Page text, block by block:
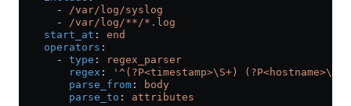
      -
/var/log/syslog
      -
/var/log/**/*.log
    start_at
: end
    operators
:
      -
type :
regex_parser
        regex
:
'^(?P<timestamp>\S+)
        parse_from
:
body
        parse_to
: attributes